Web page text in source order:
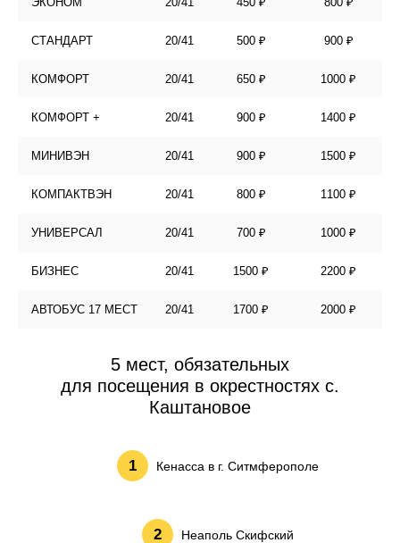
СТАНДАРТ 20/41 500 ₽ 900 ₽
КОМФОРТ 20/41 650 ₽ 1000 ₽
КОМФОРТ + 20/41 900 ₽ 1400 ₽
МИНИВЭН 20/41 900 ₽ 1500 ₽
КОМПАКТВЭН 20/41 800 ₽ 1100 ₽
УНИВЕРСАЛ 20/41 700 ₽ 1000 ₽
БИЗНЕС 20/41 1500 ₽ 2200 ₽
АВТОБУС 17 МЕСТ 20/41 1700 ₽ 2000 ₽
5 мест, обязательных
для посещения в окрестностях с.
Каштановое
Кенасса в г. Ситмферополе
Неаполь Скифский